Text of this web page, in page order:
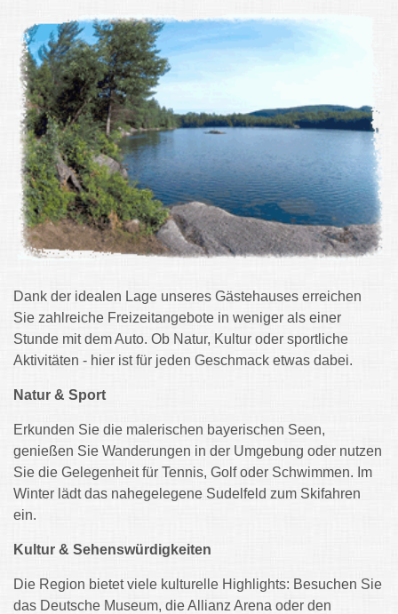
Dank der idealen Lage unseres Gästehauses erreichen
Sie zahlreiche Freizeitangebote in weniger als einer
Stunde mit dem Auto. Ob Natur, Kultur oder sportliche
Aktivitäten - hier ist für jeden Geschmack etwas dabei.
Natur & Sport
Erkunden Sie die malerischen bayerischen Seen,
genießen Sie Wanderungen in der Umgebung oder nutzen
Sie die Gelegenheit für Tennis, Golf oder Schwimmen. Im
Winter lädt das nahegelegene Sudelfeld zum Skifahren
ein.
Kultur & Sehenswürdigkeiten
Die Region bietet viele kulturelle Highlights: Besuchen Sie
das Deutsche Museum, die Allianz Arena oder den